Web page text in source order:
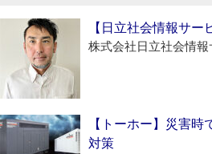
【日立社会情報サ
株式会社日立社会情報
【トーホー】災害
対策